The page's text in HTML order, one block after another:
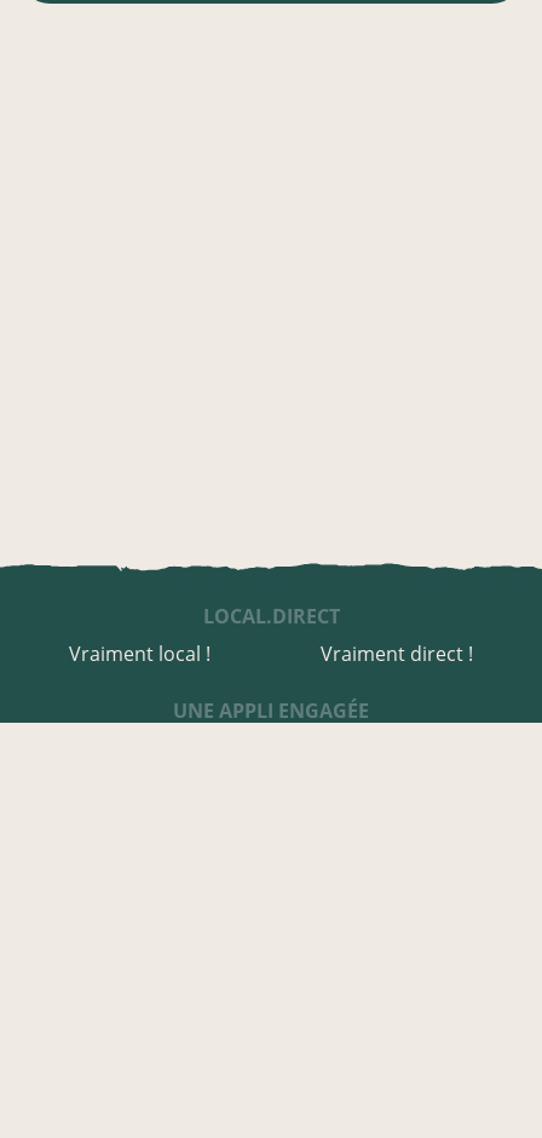
LOCAL.DIRECT
Vraiment local !
Vraiment direct !
UNE APPLI ENGAGÉE